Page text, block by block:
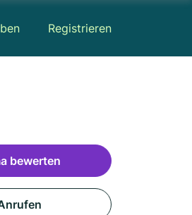
Registrieren
bewerten